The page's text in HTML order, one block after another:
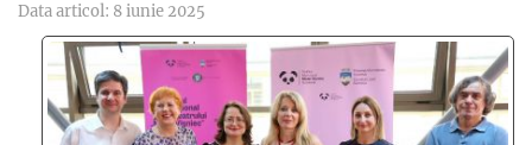
Data articol: 8 iunie 2025